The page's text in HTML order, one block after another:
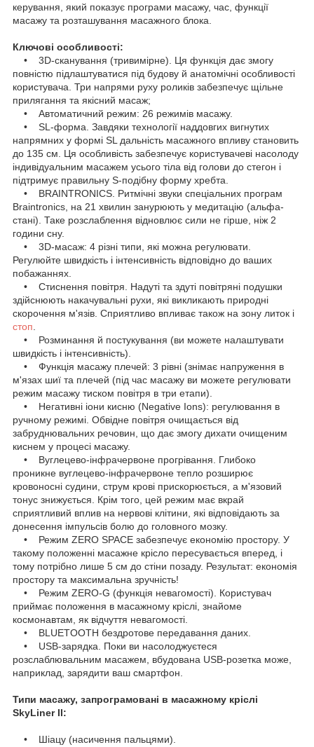
керування, який показує програми масажу, час, функції
масажу та розташування масажного блока.
Ключові особливості:
• 3D-сканування (тривимірне). Ця функція дає змогу
повністю підлаштуватися під будову й анатомічні особливості
користувача. Три напрями руху роликів забезпечує щільне
прилягання та якісний масаж;
• Автоматичний режим: 26 режимів масажу.
• SL-форма. Завдяки технології наддовгих вигнутих
напрямних у формі SL дальність масажного впливу становить
до 135 см. Ця особливість забезпечує користувачеві насолоду
індивідуальним масажем усього тіла від голови до стегон і
підтримує правильну S-подібну форму хребта.
• BRAINTRONICS. Ритмічні звуки спеціальних програм
Braintronics, на 21 хвилин занурюють у медитацію (альфа-
стані). Таке розслаблення відновлює сили не гірше, ніж 2
години сну.
• 3D-масаж: 4 різні типи, які можна регулювати.
Регулюйте швидкість і інтенсивність відповідно до ваших
побажаннях.
• Стиснення повітря. Надуті та здуті повітряні подушки
здійснюють накачувальні рухи, які викликають природні
скорочення м'язів. Сприятливо впливає також на зону литок і
стоп
• Розминання й постукування (ви можете налаштувати
швидкість і інтенсивність).
• Функція масажу плечей: 3 рівні (знімає напруження в
м'язах шиї та плечей (під час масажу ви можете регулювати
режим масажу тиском повітря в три етапи).
• Негативні іони кисню (Negative Ions): регулювання в
ручному режимі. Обвідне повітря очищається від
забруднювальних речовин, що дає змогу дихати очищеним
киснем у процесі масажу.
• Вуглецево-інфрачервоне прогрівання. Глибоко
проникне вуглецево-інфрачервоне тепло розширює
кровоносні судини, струм крові прискорюється, а м'язовий
тонус знижується. Крім того, цей режим має вкрай
сприятливий вплив на нервові клітини, які відповідають за
донесення імпульсів болю до головного мозку.
• Режим ZERO SPACE забезпечує економію простору. У
такому положенні масажне крісло пересувається вперед, і
тому потрібно лише 5 см до стіни позаду. Результат: економія
простору та максимальна зручність!
• Режим ZERO-G (функція невагомості). Користувач
приймає положення в масажному кріслі, знайоме
космонавтам, як відчуття невагомості.
• BLUETOOTH бездротове передавання даних.
• USB-зарядка. Поки ви насолоджуєтеся
розслаблювальним масажем, вбудована USB-розетка може,
наприклад, зарядити ваш смартфон.
Типи масажу, запрограмовані в масажному кріслі
SkyLiner II:
• Шіацу (насичення пальцями).